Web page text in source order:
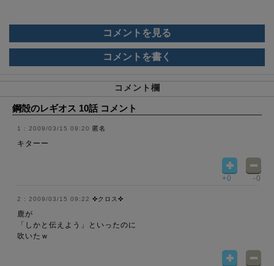
コメントを見る
コメントを書く
コメント欄
鋼殻のレギオス 10話 コメント
2009/03/15 09:20 匿名
キターー
+0 -0
2009/03/15 09:22 ✜クロス✜
鹿が
「しかと伝えよう」といったのに
吹いたｗ